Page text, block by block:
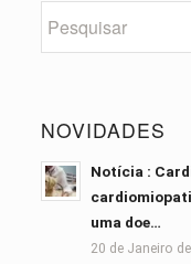
NOVIDADES
Notícia :
uma doe…
20 de Janeiro